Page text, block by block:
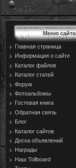
Меню сайта
Главная страница
Информация о сайте
Каталог файлов
Каталог статей
Форум
Фотоальбомы
Гостевая книга
Обратная связь
Блог
Каталог сайтов
Доска объявлений
Награды
Наш Tollboard